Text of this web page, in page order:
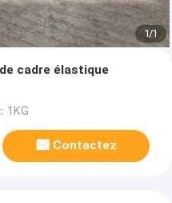
1/1
cadre élastique
1KG
Contactez